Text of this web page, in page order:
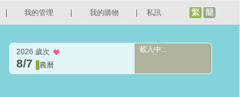
我的管理 我的購物 私訊
2026 歲次
8/7 農曆
載入中...